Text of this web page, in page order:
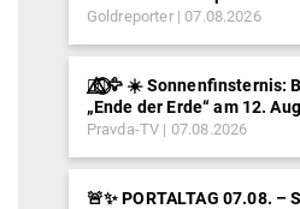
Goldreporter 07.08.2026
🐦‍🔥⃤⃟⃝🦅 ☀️
„Ende der Erde“ am 12.
Pravda-TV 07.08.2026
🚨✨ PORTALTAG 07.08. –